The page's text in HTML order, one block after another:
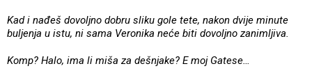
Kad i nađeš dovoljno dobru sliku gole tete, nakon dvije minute
buljenja u istu, ni sama Veronika neće biti dovoljno zanimljiva.
Komp? Halo, ima li miša za dešnjake? E moj Gatese…